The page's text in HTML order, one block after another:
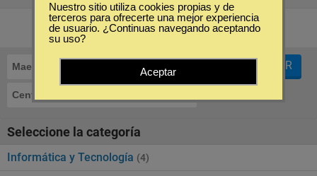
Maestrías
Centro de Informatica Profesional
FILTRAR
Seleccione la categoría
Informática y Tecnología (4)
Nuestro sitio utiliza cookies propias y de
terceros para ofrecerte una mejor experiencia
de usuario. ¿Continuas navegando aceptando
su uso?
Aceptar